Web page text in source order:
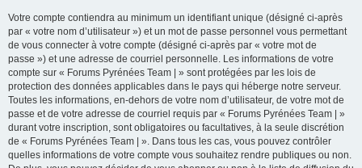
Votre compte contiendra au minimum un identifiant unique (désigné ci-après
par « votre nom d’utilisateur ») et un mot de passe personnel vous permettant
de vous connecter à votre compte (désigné ci-après par « votre mot de
passe ») et une adresse de courriel personnelle. Les informations de votre
compte sur « Forums Pyrénées Team | » sont protégées par les lois de
protection des données applicables dans le pays qui héberge notre serveur.
Toutes les informations, en-dehors de votre nom d’utilisateur, de votre mot de
passe et de votre adresse de courriel requis par « Forums Pyrénées Team | »
durant votre inscription, sont obligatoires ou facultatives, à la seule discrétion
de « Forums Pyrénées Team | ». Dans tous les cas, vous pouvez contrôler
quelles informations de votre compte vous souhaitez rendre publiques ou non.